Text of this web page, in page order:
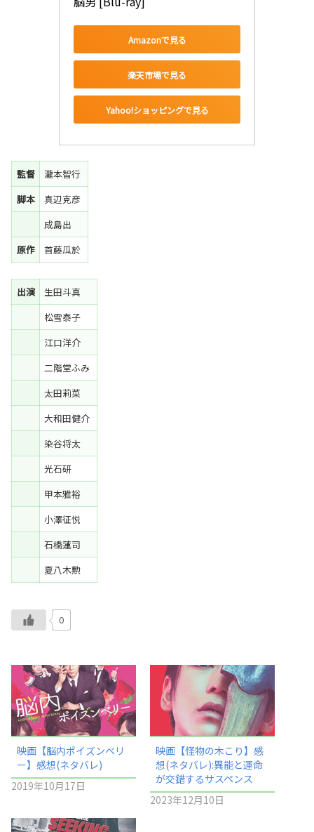
Amazonで見る
楽天市場で見る
Yahoo!ショッピングで見る
監督
瀧本智行
脚本
真辺克彦
成島出
原作
首藤瓜於
出演
生田斗真
松雪泰子
江口洋介
二階堂ふみ
太田莉菜
大和田健介
染谷将太
光石研
甲本雅裕
小澤征悦
石橋蓮司
夏八木勲
0
映画【脳内ポイズンベリ
ー】感想(ネタバレ)
2019年10月17日
映画【怪物の木こり】感
想(ネタバレ):異能と運命
が交錯するサスペンス
2023年12月10日